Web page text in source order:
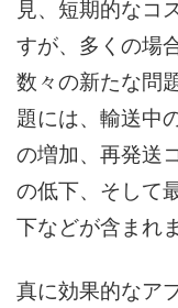
見、短期的なコ
すが、多くの場
数々の新たな問
題には、輸送中
の増加、再発送
の低下、そして
下などが含まれ
真に効果的なア